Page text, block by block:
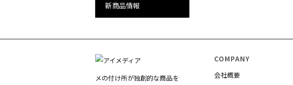
新商品情報
メの付け所が独創的な商品を
COMPANY
会社概要